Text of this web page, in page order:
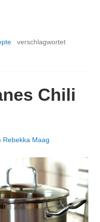
verschlagwortet
Chili
Rebekka Maag